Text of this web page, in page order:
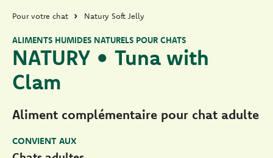
Pour votre chat Natury Soft Jelly
NATURY • Tuna with
Clam
ALIMENTS HUMIDES NATURELS POUR CHATS
Aliment complémentaire pour chat adulte
CONVIENT AUX